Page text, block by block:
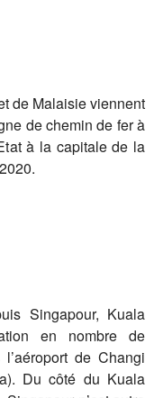
de Malaisie viennent
de chemin de fer à
à la capitale de la
Singapour, Kuala
en nombre de
de Changi
Du côté du Kuala